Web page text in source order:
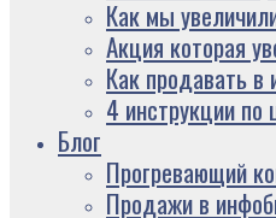
Как мы
Акция которая
Как продавать в
4 инструкции по
Блог
Прогревающий
Продажи в